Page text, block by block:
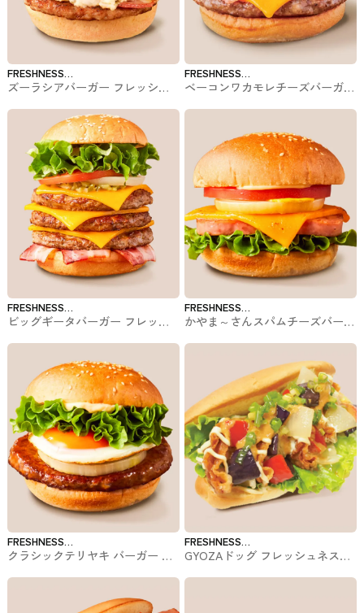
FRESHNESS
BURGER
ズーラシアバーガー フレッシュ
FRESHNESS
BURGER
ベーコンワカモレチーズバーガー
ー
FRESHNESS
BURGER
ビッグギータバーガー フレッシ
FRESHNESS
BURGER
かやま～さんスパムチーズバーガ
ーガー
FRESHNESS
BURGER
クラシックテリヤキ バーガー フ
FRESHNESS
BURGER
GYOZAドッグ フレッシュネスバ